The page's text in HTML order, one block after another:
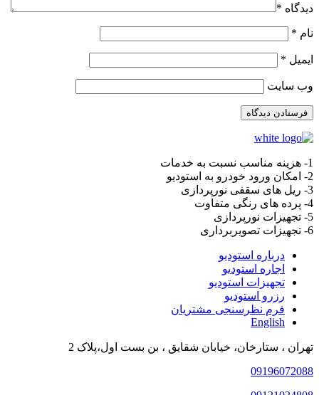
دیدگاه *
نام *
ایمیل *
وب‌ سایت
1- هزینه مناسب نسبت به خدمات
2- امکان ورود خودرو به استودیو
3- ریل های سقفی نورپردازی
4- پرده های رنگی متفاوت
5- تجهیزات نورپردازی
6- تجهیزات تصویربرداری
درباره استودیو
اجاره استودیو
تجهیزات استودیو
رزرو استودیو
فرم نظرسنجی مشتریان
English
تهران ، ستارخان، خیابان شقایق ، بن بست اول،پلاک 2
09196072088